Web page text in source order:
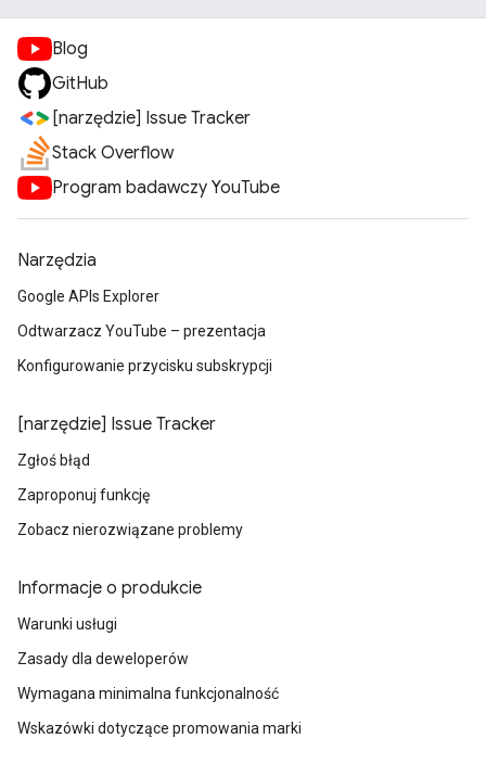
Blog
GitHub
[narzędzie] Issue Tracker
Stack Overflow
Program badawczy YouTube
Narzędzia
Google APIs Explorer
Odtwarzacz YouTube – prezentacja
Konfigurowanie przycisku subskrypcji
[narzędzie] Issue Tracker
Zgłoś błąd
Zaproponuj funkcję
Zobacz nierozwiązane problemy
Informacje o produkcie
Warunki usługi
Zasady dla deweloperów
Wymagana minimalna funkcjonalność
Wskazówki dotyczące promowania marki